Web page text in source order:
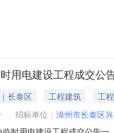
戴选中中介日期：2026-
用电建设工程成交公
长泰区 工程建筑
工程
招标单位： 漳州市长泰区